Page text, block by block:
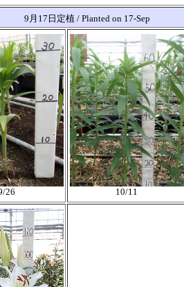
9月17日定植 / Planted on 17-Sep
26 10/11